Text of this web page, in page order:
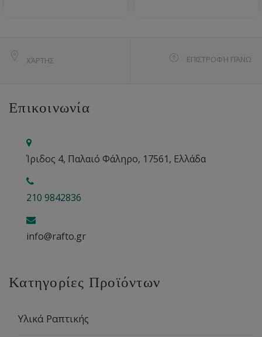
ΧΆΡΤΗΣ ΕΠΙΣΤΡΟΦΉ ΠΆΝΩ
Επικοινωνία
Ίριδος 4, Παλαιό Φάληρο, 17561, Ελλάδα
210 9842836
info@rafto.gr
Κατηγορίες Προϊόντων
Υλικά Ραπτικής